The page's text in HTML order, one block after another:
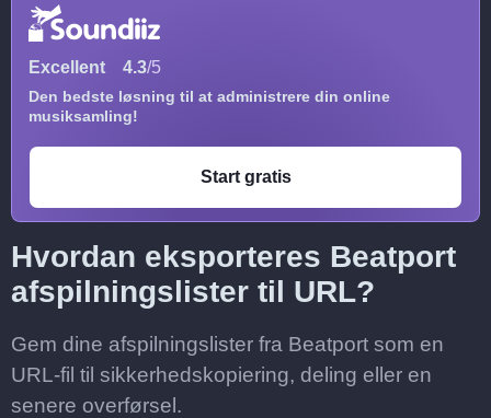
Excellent 4.3/5
Den bedste løsning til at administrere din online
musiksamling!
Start gratis
Hvordan eksporteres Beatport
afspilningslister til URL?
Gem dine afspilningslister fra Beatport som en
URL-fil til sikkerhedskopiering, deling eller en
senere overførsel.